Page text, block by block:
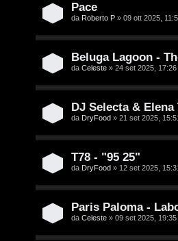
Pace
da Roberto P » 09 ott 2025,
Beluga Lagoon -
da Celeste » 24 set 2025, 17:26
DJ Selecta &
da DryFood » 21 set 2025,
T78 - "95 25"
da DryFood » 12 set 2025,
Paris Paloma -
da Celeste » 09 set 2025, 19:35